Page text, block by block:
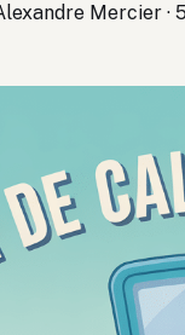
Mercier ·